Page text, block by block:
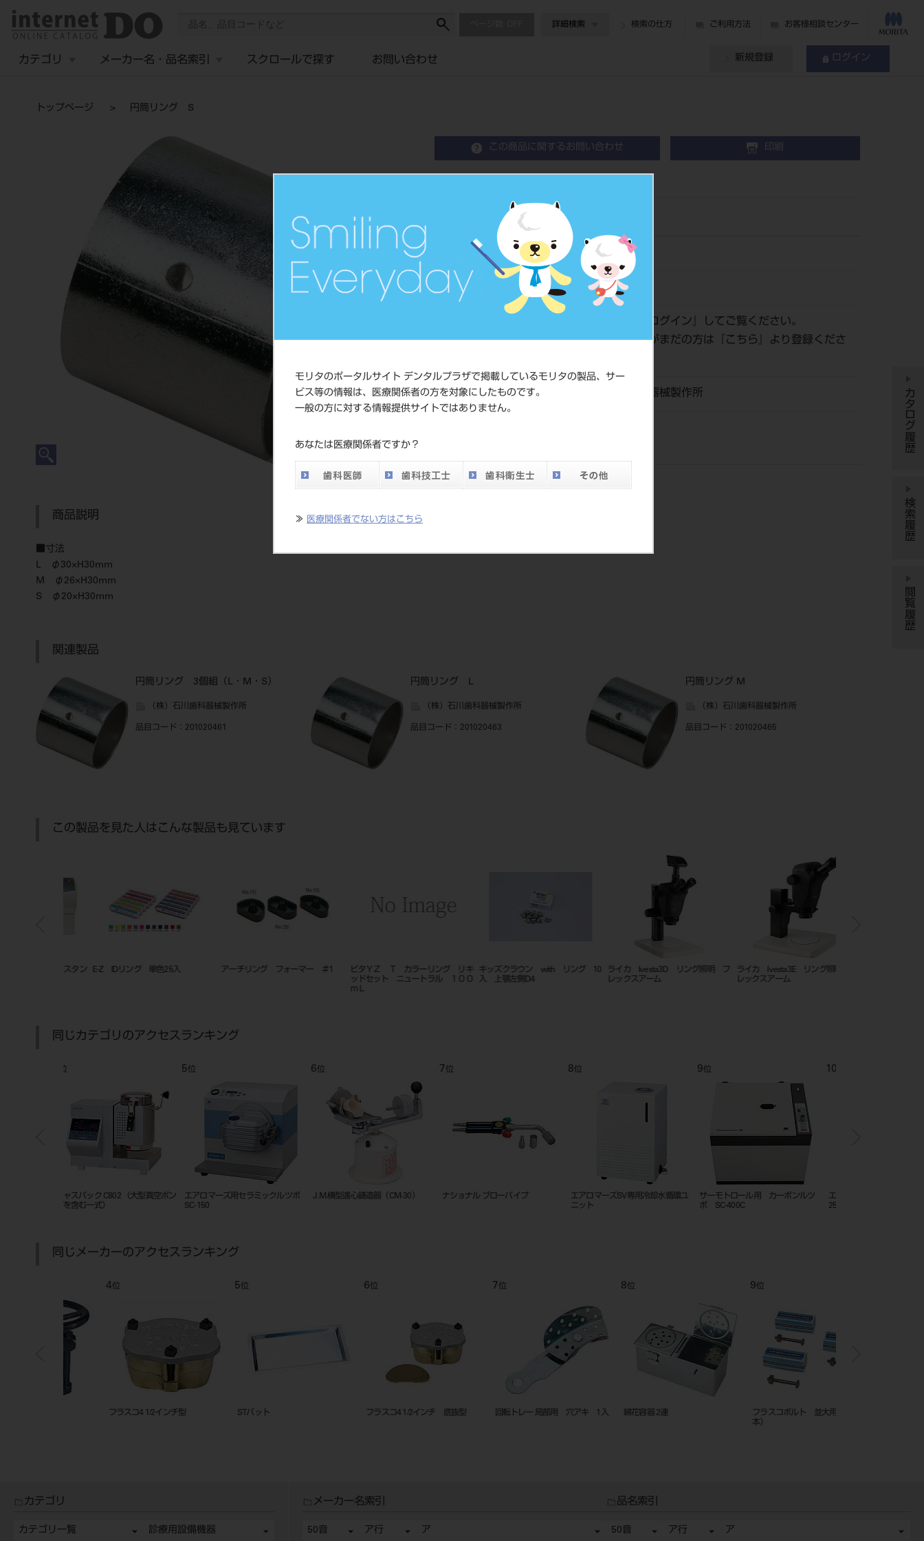
モリタのポータルサイト デンタルプラザで掲載しているモリタの製品、サー
ビス等の情報は、医療関係者の方を対象にしたものです。
一般の方に対する情報提供サイトではありません。
あなたは医療関係者ですか？
≫ 医療関係者でない方はこちら
詳細検索 検索の仕方 ご利用方法 お客様相談センター
カテゴリ メーカー名・品名索引 スクロールで探す お問い合わせ 新規登録 ログイン
トップページ 円筒リング S
この商品に関するお問い合わせ 印刷
Inlay Casting Ring（Cylinder）
品目コード 201020467
JAN/EANコード 4560216355371
標準価格
ログイン 』してご覧ください。
ネット会員登録がまだの方は『
こちら
』より登録くださ
メーカー （株）石川歯科器械製作所
商品説明
■寸法
L φ30×H30mm
M φ26×H30mm
S φ20×H30mm
関連製品
円筒リング 3個組（L・M・S）
（株）石川歯科器械製作所
品目コード ：201020461
円筒リング L
（株）石川歯科器械製作所
品目コード ：201020463
円筒リング M
（株）石川歯科器械製作所
品目コード ：201020465
この製品を見た人はこんな製品も見ています
ビタＹＺ Ｔ カラーリング リキ
キッズクラウン with リング 10
ライカ Ivesta3D リング照明 フ
レックスアーム
ライカ Ivesta3E リング照明 フ
レックスアーム
円筒リング 3個組（L・M・S） 円筒リング L
同じカテゴリのアクセスランキング
7
ナショナル ブローパイプ
8
エアロマーズSV専用冷却水循環ユ
ニット
9
サーモトロール用 カーボンルツ
10
エアロマーズ用カーボンルツボ SC-
11
アーチリング No.1 全顎 単品
L
12
セラミックリボン NEW
30mm×10m
1
同じメーカーのアクセスランキング
回転トレー 局部用 穴アキ 1入 綿花容器 2連
フラスコボルト 並大用（45mm×3
朝顔型ガスバーナー ワックスカッ
フラスコ 5インチ型 フラスコ 特大底抜型
カタログ履歴
検索履歴
閲覧履歴
カテゴリ
カテゴリ一覧 診療用設備機器
メーカー名索引
50音 ア行 ア
品名索引
50音 ア行 ア